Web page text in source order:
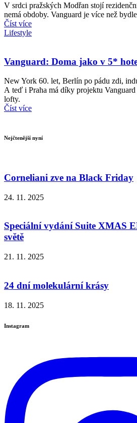
V srdci pražských Modřan stojí
nemá obdoby. Vanguard je více než
Číst více
Lifestyle
Vanguard: Doma jako v 5*
New York 60. let, Berlín po pádu zdi,
A teď i Praha má díky projektu
lofty.
Číst více
Nejčtenější nyní
Corneliani zve na Black Friday
24. 11. 2025
Speciální vydání Suite XMAS
světě
21. 11. 2025
24 dní molekulární krásy
18. 11. 2025
Instagram